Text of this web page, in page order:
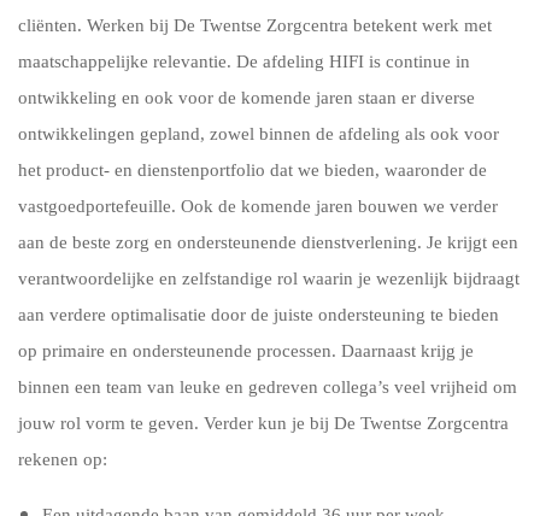
cliënten. Werken bij De Twentse Zorgcentra betekent werk met
maatschappelijke relevantie. De afdeling HIFI is continue in
ontwikkeling en ook voor de komende jaren staan er diverse
ontwikkelingen gepland, zowel binnen de afdeling als ook voor
het product- en dienstenportfolio dat we bieden, waaronder de
vastgoedportefeuille. Ook de komende jaren bouwen we verder
aan de beste zorg en ondersteunende dienstverlening. Je krijgt een
verantwoordelijke en zelfstandige rol waarin je wezenlijk bijdraagt
aan verdere optimalisatie door de juiste ondersteuning te bieden
op primaire en ondersteunende processen. Daarnaast krijg je
binnen een team van leuke en gedreven collega’s veel vrijheid om
jouw rol vorm te geven. Verder kun je bij De Twentse Zorgcentra
rekenen op: